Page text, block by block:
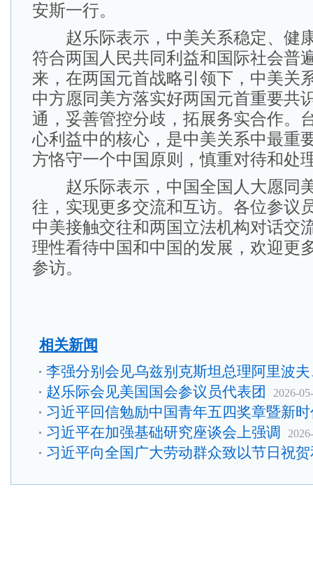
安斯一行。
赵乐际表示，中美关系稳定、健
符合两国人民共同利益和国际社会普
来，在两国元首战略引领下，中美关
中方愿同美方落实好两国元首重要共
通，妥善管控分歧，拓展务实合作。
心利益中的核心，是中美关系中最重
方恪守一个中国原则，慎重对待和处
赵乐际表示，中国全国人大愿同
往，实现更多交流和互访。各位参议
中美接触交往和两国立法机构对话交
理性看待中国和中国的发展，欢迎更
参访。
相关新闻
李强分别会见乌兹别克斯坦总理阿里波
赵乐际会见美国国会参议员代表团
2026-
习近平回信勉励中国青年五四奖章暨新
习近平在加强基础研究座谈会上强调
习近平向全国广大劳动群众致以节日祝